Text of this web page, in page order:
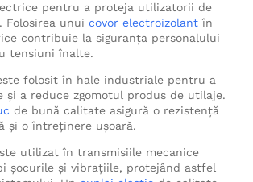
pentru a proteja utilizatorii de
Folosirea unui covor electroizolant în
contribuie la siguranța personalului
tensiuni înalte.
folosit în hale industriale pentru a
și a reduce zgomotul produs de utilaje.
de bună calitate asigură o rezistență
și o întreținere ușoară.
utilizat în transmisiile mecanice
șocurile și vibrațiile, protejând astfel